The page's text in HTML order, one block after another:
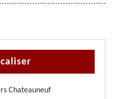
Chateauneuf